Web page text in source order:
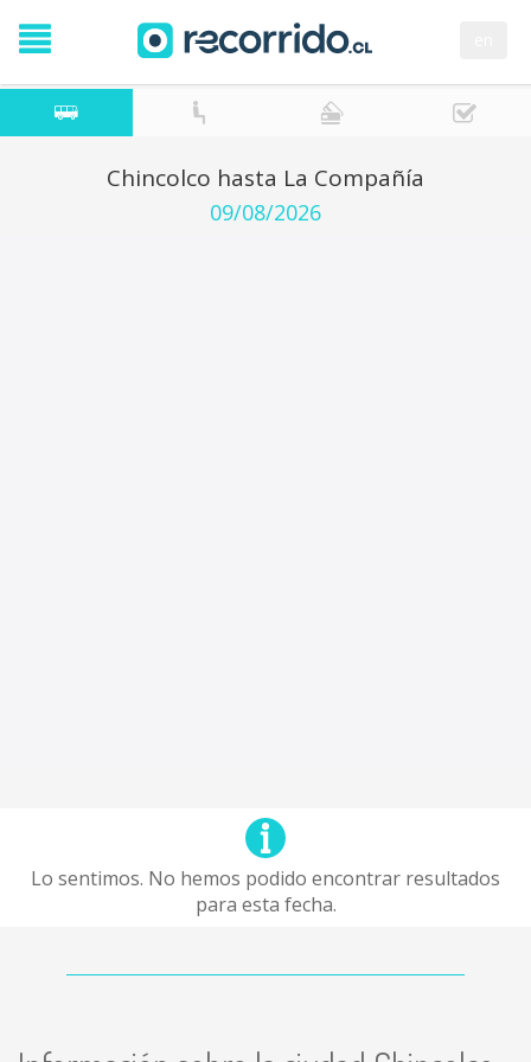
Chincolco hasta La Compañía
09/08/2026
Lo sentimos. No hemos podido encontrar resultados
para esta fecha.